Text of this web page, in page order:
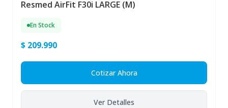
Resmed AirFit F30i LARGE (M)
En Stock
$ 209.990
Cotizar Ahora
Ver Detalles